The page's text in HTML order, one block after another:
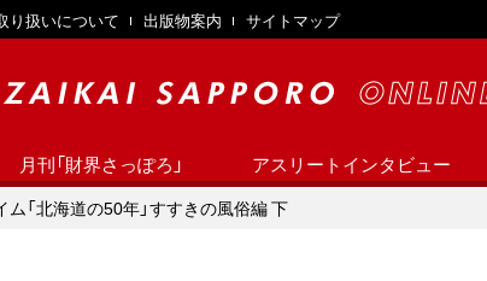
り扱いについて 出版物案内 サイトマップ
月刊「財界さっぽろ」 アスリートインタビュー
ム「北海道の50年」すすきの風俗編 下